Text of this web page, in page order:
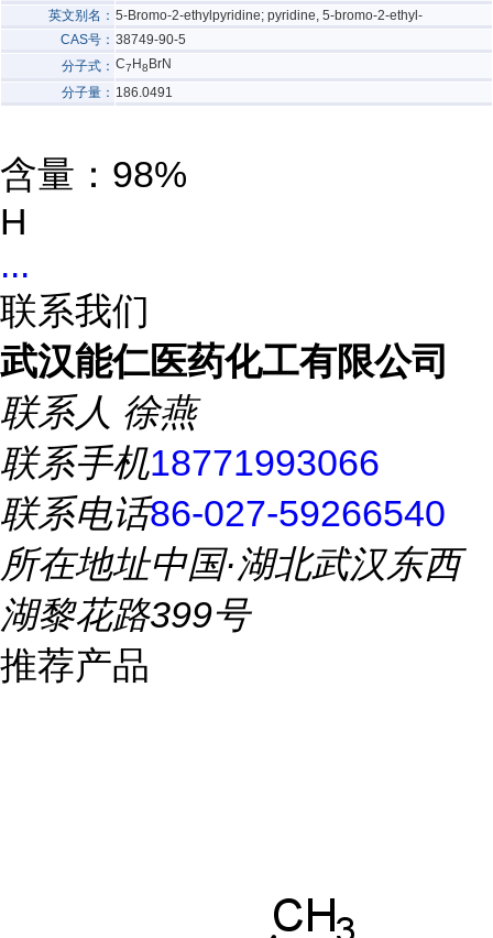
英文别名： 5-Bromo-2-ethylpyridine; pyridine, 5-bromo-2-ethyl-
CAS号： 38749-90-5
分子式： C7 H8 BrN
分子量： 186.0491
含量：98%
H
...
联系我们
武汉能仁医药化工有限公司
联系人 徐燕
联系手机18771993066
联系电话86-027-59266540
所在地址中国·湖北武汉东西
湖黎花路399号
推荐产品